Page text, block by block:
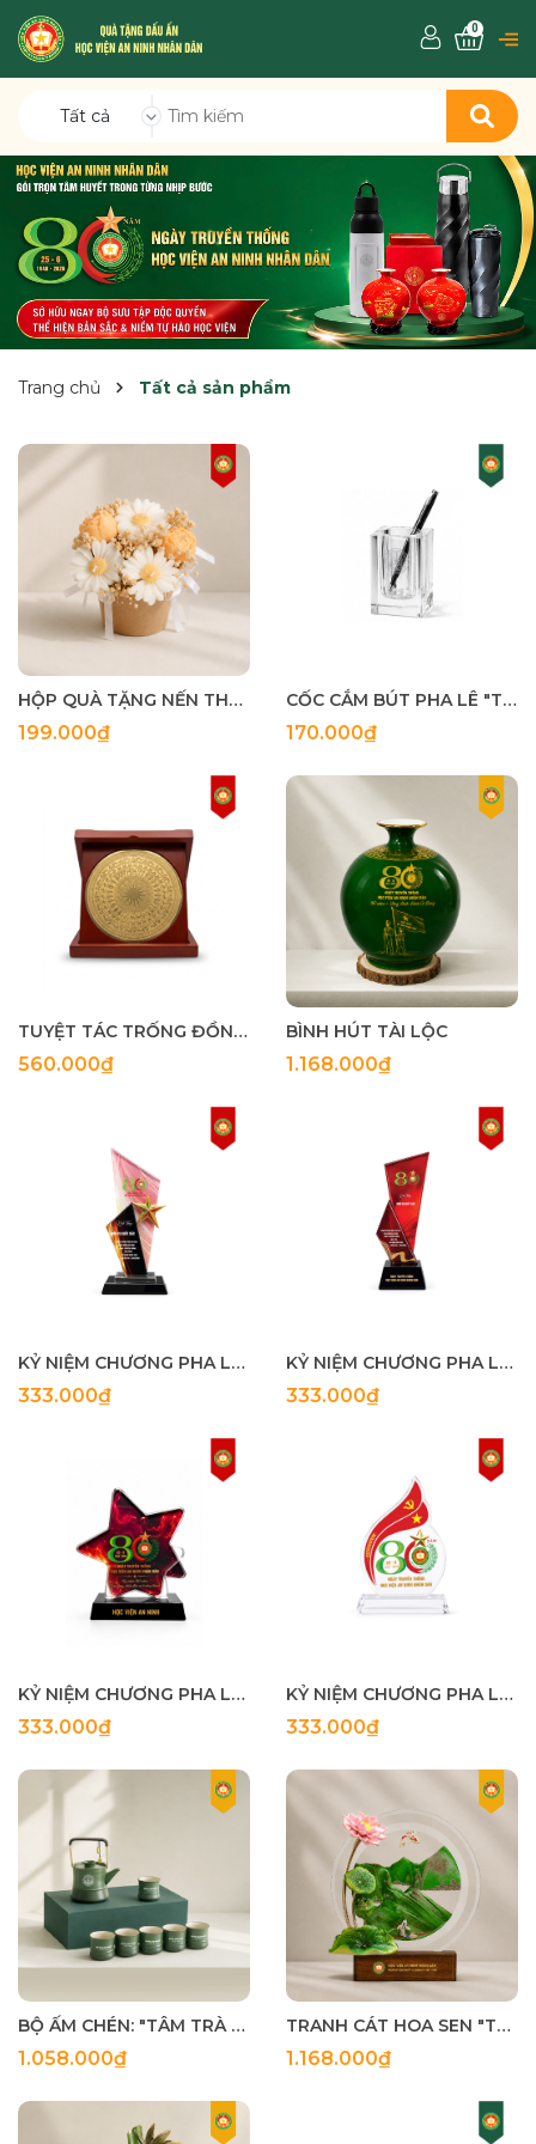
Tất cả
0
Trang chủ Tất cả sản phẩm
HỘP QUÀ TẶNG NẾN THƠM BÓ HOA NGHỆ THUẬT "MỘC NHIÊN HƯỚNG DƯƠNG"
199.000₫
CỐC CẮM BÚT PHA LÊ "TINH ANH HỘI TỤ"
170.000₫
TUYỆT TÁC TRỐNG ĐỒNG "HỒN THIÊNG SÔNG NÚI"
560.000₫
BÌNH HÚT TÀI LỘC
1.168.000₫
KỶ NIỆM CHƯƠNG PHA LÊ 5
333.000₫
KỶ NIỆM CHƯƠNG PHA LÊ 4
333.000₫
KỶ NIỆM CHƯƠNG PHA LÊ 3
333.000₫
KỶ NIỆM CHƯƠNG PHA LÊ 2
333.000₫
BỘ ẤM CHÉN: "TÂM TRÀ TRI KỶ"
1.058.000₫
TRANH CÁT HOA SEN "TÂM TRONG NHƯ NGỌC"
1.168.000₫